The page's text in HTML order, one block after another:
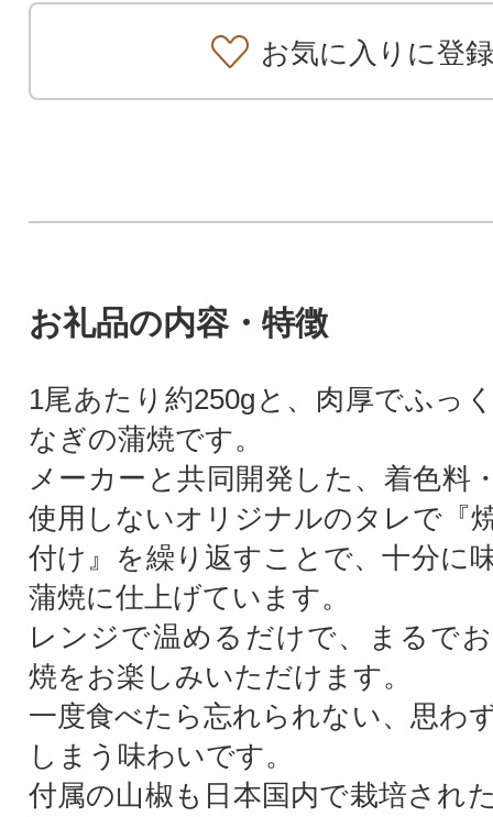
お気に入りに登録
お礼品の内容・特徴
1尾あたり約250gと、肉厚でふっ
なぎの蒲焼です。
メーカーと共同開発した、着色料
使用しないオリジナルのタレで『
付け』を繰り返すことで、十分に
蒲焼に仕上げています。
レンジで温めるだけで、まるで
焼をお楽しみいただけます。
一度食べたら忘れられない、思わ
しまう味わいです。
付属の山椒も日本国内で栽培され